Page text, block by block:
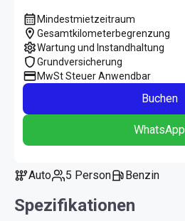
Mindestmietzeitraum
Gesamtkilometerbegrenzung
Wartung und Instandhaltung
Grundversicherung
MwSt Steuer Anwendbar
Buchen
WhatsApp
Auto 5 Person Benzin
Spezifikationen